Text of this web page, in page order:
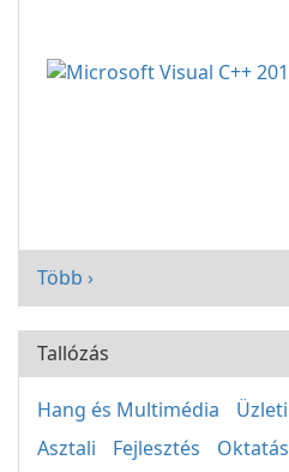
Több ›
Tallózás
Hang és Multimédia Üzleti
Asztali
Fejlesztés
Oktatás